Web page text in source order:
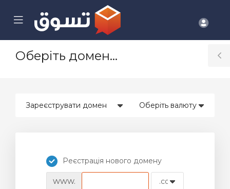
Mobile
Menu
Оберіть домен...
Реєстрація нового домену
www.